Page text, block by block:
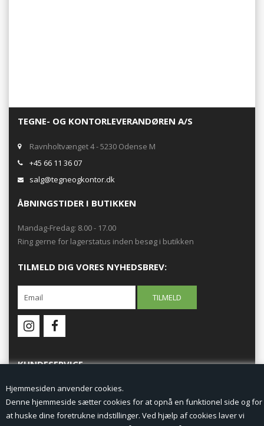
Hjemmesiden anvender cookies.
Denne hjemmeside sætter cookies for at opnå en funktionel side og for
at huske dine foretrukne indstillinger. Ved hjælp af cookies laver vi
TEGNE- OG KONTORLEVERANDØREN A/S
Ravnholtvænget 4 - 5230 Odense M
+45 66 11 36 07
salg@tegneogkontor.dk
ÅBNINGSTIDER I BUTIKKEN
Mandag-Fredag: 8.00 - 17.00
Ring gerne for lagerstatus inden besøg i butikken
TILMELD DIG VORES NYHEDSBREV:
KUNDESERVICE
Forside
Min Konto